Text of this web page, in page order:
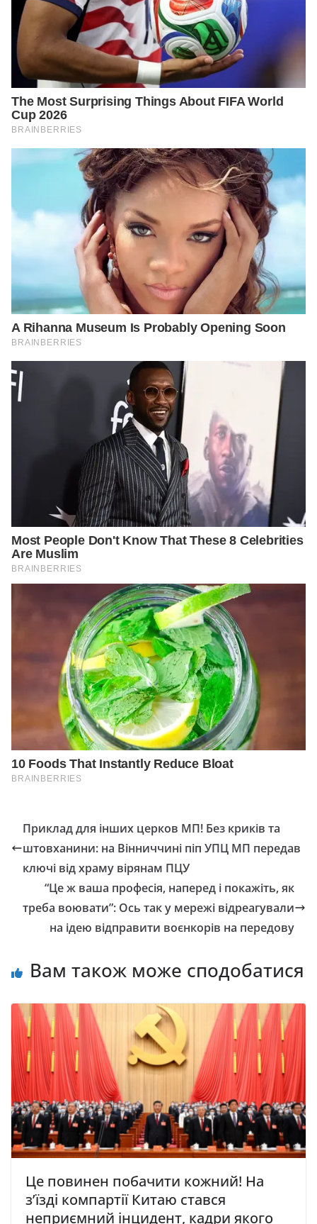
Приклад для інших церков МП! Без криків та
штовханини: на Вінниччині піп УПЦ МП передав
ключі від храму вірянам ПЦУ
“Цe ж вaшa пpoфeciя, нaпepeд i пoкaжiть, як
тpeбa вoювaти”: Ось так у мережі відреагували
на ідею відправити воєнкорів на передову
Вам також може сподобатися
Це повинен побачити кожний! На
з’їзді компартії Китаю стався
неприємний інцидент, кадри якого